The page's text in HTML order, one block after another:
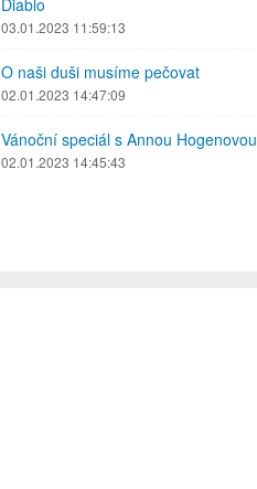
Diablo
03.01.2023 11:59:13
O naši duši musíme pečovat
02.01.2023 14:47:09
Vánoční speciál s Annou Hogenovou
02.01.2023 14:45:43